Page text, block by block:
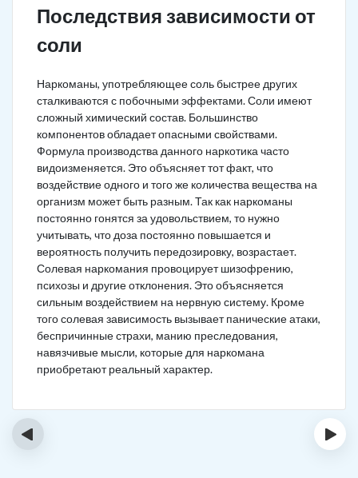
Последствия зависимости от
соли
Наркоманы, употребляющее соль быстрее других
сталкиваются с побочными эффектами. Соли имеют
сложный химический состав. Большинство
компонентов обладает опасными свойствами.
Формула производства данного наркотика часто
видоизменяется. Это объясняет тот факт, что
воздействие одного и того же количества вещества на
организм может быть разным. Так как наркоманы
постоянно гонятся за удовольствием, то нужно
учитывать, что доза постоянно повышается и
вероятность получить передозировку, возрастает.
Солевая наркомания провоцирует шизофрению,
психозы и другие отклонения. Это объясняется
сильным воздействием на нервную систему. Кроме
того солевая зависимость вызывает панические атаки,
беспричинные страхи, манию преследования,
навязчивые мысли, которые для наркомана
приобретают реальный характер.
‹ ›